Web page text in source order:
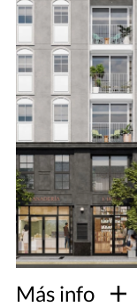
Más info